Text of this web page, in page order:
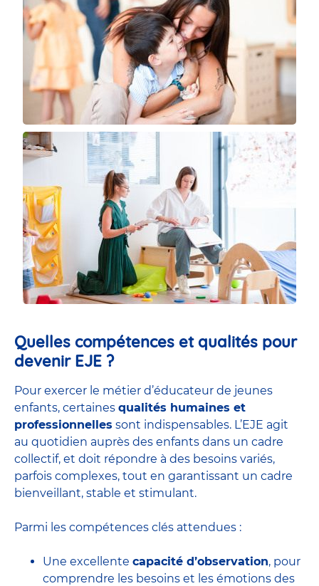
Quelles compétences et qualités pour
devenir EJE ?
Pour exercer le métier d’éducateur de jeunes
enfants, certaines qualités humaines et
professionnelles sont indispensables. L’EJE agit
au quotidien auprès des enfants dans un cadre
collectif, et doit répondre à des besoins variés,
parfois complexes, tout en garantissant un cadre
bienveillant, stable et stimulant.
Parmi les compétences clés attendues :
Une excellente capacité d’observation, pour
comprendre les besoins et les émotions des